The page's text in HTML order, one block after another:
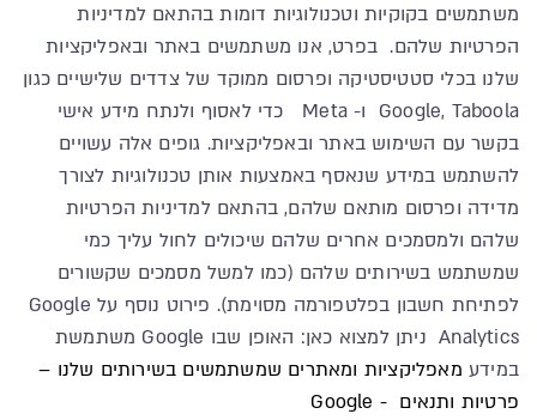
משתמשים בקוקיות וטכנולוגיות דומות בהתאם למדיניות
הפרטיות שלהם. בפרט, אנו משתמשים באתר ובאפליקציות
שלנו בכלי סטטיסטיקה ופרסום ממוקד של צדדים שלישיים כגון
Google, Taboola ו- Meta כדי לאסוף ולנתח מידע אישי
בקשר עם השימוש באתר ובאפליקציות. גופים אלה עשויים
להשתמש במידע שנאסף באמצעות אותן טכנולוגיות לצורך
מדידה ופרסום מותאם שלהם, בהתאם למדיניות הפרטיות
שלהם ולמסמכים אחרים שלהם שיכולים לחול עליך כמי
שמשתמש בשירותים שלהם (כמו למשל מסמכים שקשורים
לפתיחת חשבון בפלטפורמה מסוימת). פירוט נוסף על Google
Analytics ניתן למצוא כאן: האופן שבו Google משתמשת
במידע מאפליקציות ומאתרים שמשתמשים בשירותים שלנו –
פרטיות ותנאים - Google